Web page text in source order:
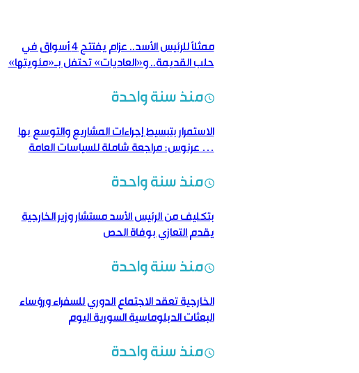
ممثلاً للرئيس الأسد.. عزام يفتتح 4 أسواق في
حلب القديمة.. و«العاديات» تحتفل بـ«مئويتها»
منذ سنة واحدة
الاستمرار بتبسيط إجراءات المشاريع والتوسع بها
… عرنوس: مراجعة شاملة للسياسات العامة
منذ سنة واحدة
بتكليف من الرئيس الأسد مستشار وزير الخارجية
يقدم التعازي بوفاة الحص
منذ سنة واحدة
الخارجية تعقد الاجتماع الدوري للسفراء ورؤساء
البعثات الدبلوماسية السورية اليوم
منذ سنة واحدة